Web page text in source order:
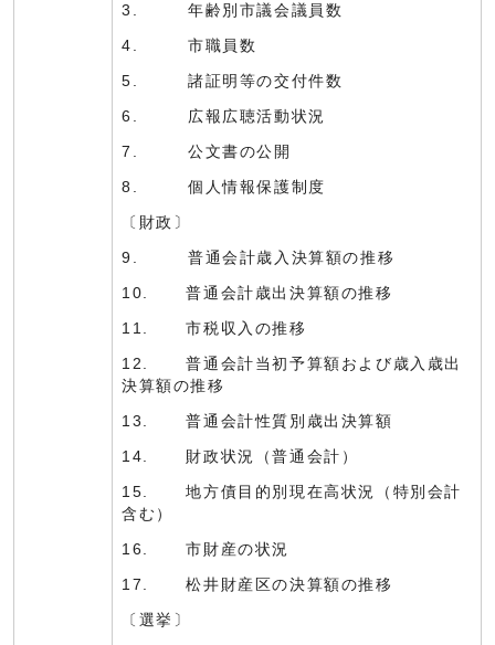
3. 年齢別市議会議員数
4. 市職員数
5. 諸証明等の交付件数
6. 広報広聴活動状況
7. 公文書の公開
8. 個人情報保護制度
〔財政〕
9. 普通会計歳入決算額の推移
10. 普通会計歳出決算額の推移
11. 市税収入の推移
12. 普通会計当初予算額および歳入歳出
決算額の推移
13. 普通会計性質別歳出決算額
14. 財政状況（普通会計）
15. 地方債目的別現在高状況（特別会計
含む）
16. 市財産の状況
17. 松井財産区の決算額の推移
〔選挙〕